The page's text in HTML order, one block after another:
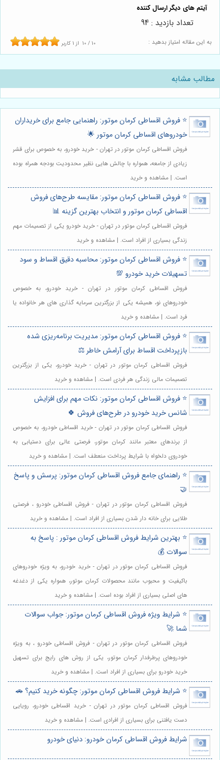
به این مقاله امتیاز بدهید : 10 / 10 از 1 کاربر
تعداد بازدید : 94
مطالب مشابه
⭐️ فروش اقساطی کرمان موتور: راهنمایی جامع برای خریداران
خودروهای اقساطی کرمان موتور 🌟
فروش اقساطی کرمان موتور در تهران - خرید خودرو، به خصوص برای قشر
زیادی از جامعه، همواره با چالش هایی نظیر محدودیت بودجه همراه بوده
است. | مشاهده و خرید
⭐️ فروش اقساطی کرمان موتور: مقایسه طرح‌های فروش
اقساطی کرمان موتور و انتخاب بهترین گزینه 📊
فروش اقساطی کرمان موتور در تهران - خرید خودرو یکی از تصمیمات مهم
زندگی بسیاری از افراد است. | مشاهده و خرید
⭐️ فروش اقساطی کرمان موتور: محاسبه دقیق اقساط و سود
تسهیلات خرید خودرو 💯
فروش اقساطی کرمان موتور در تهران - خرید خودرو، به خصوص
خودروهای نو، همیشه یکی از بزرگترین سرمایه گذاری های هر خانواده یا
فرد است. | مشاهده و خرید
⭐️ فروش اقساطی کرمان موتور: مدیریت برنامه‌ریزی شده
بازپرداخت اقساط برای آرامش خاطر ⚖️
فروش اقساطی کرمان موتور در تهران - خرید خودرو، یکی از بزرگترین
تصمیمات مالی زندگی هر فردی است. | مشاهده و خرید
⭐️ فروش اقساطی کرمان موتور: نکات مهم برای افزایش
شانس خرید خودرو در طرح‌های فروش 🍀
فروش اقساطی کرمان موتور در تهران - خرید اقساطی خودرو، به خصوص
از برندهای معتبر مانند کرمان موتور، فرصتی عالی برای دستیابی به
خودروی دلخواه با شرایط پرداخت منعطف است. | مشاهده و خرید
⭐️ راهنمای جامع فروش اقساطی کرمان موتور: پرسش و پاسخ
🤝
فروش اقساطی کرمان موتور در تهران - فروش اقساطی خودرو ، فرصتی
طلایی برای خانه دار شدن بسیاری از افراد است. | مشاهده و خرید
⭐️ بهترین شرایط فروش اقساطی کرمان موتور : پاسخ به
سوالات 💰
فروش اقساطی کرمان موتور در تهران - خرید خودرو، به ویژه خودروهای
باکیفیت و محبوب مانند محصولات کرمان موتور، همواره یکی از دغدغه
های اصلی بسیاری از افراد بوده است. | مشاهده و خرید
⭐️ شرایط ویژه فروش اقساطی کرمان موتور: جواب سوالات
شما 🚀
فروش اقساطی کرمان موتور در تهران - فروش اقساطی خودرو ، به ویژه
خودروهای پرطرفدار کرمان موتور، یکی از روش های رایج برای تسهیل
خرید خودرو برای بسیاری از افراد است. | مشاهده و خرید
⭐️ شرایط فروش اقساطی کرمان موتور: چگونه خرید کنیم؟ 🚗
فروش اقساطی کرمان موتور در تهران - خرید اقساطی خودرو، رویایی
دست یافتنی برای بسیاری از افرادی است. | مشاهده و خرید
شرایط فروش اقساطی کرمان خودرو: دنیای خودرو